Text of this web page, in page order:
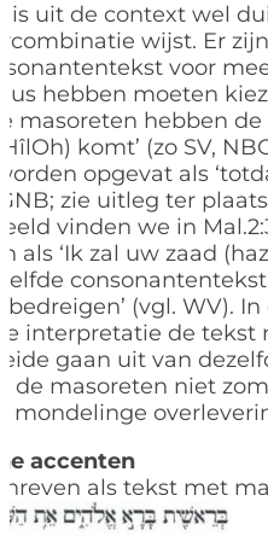
is uit de context wel
wijst. Er
voor
hebben moeten
masoreten hebben
komt’ (zo SV,
opgevat als
zie uitleg ter
vinden we in
als ‘Ik zal uw zaad
bedreigen’ (vgl. WV).
interpretatie de tekst
gaan uit van
de masoreten niet
mondelinge
accenten
als tekst met